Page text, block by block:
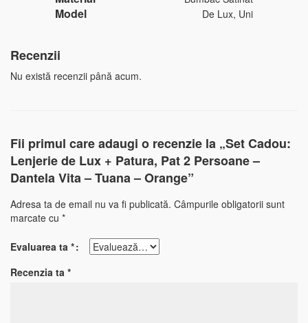
Model De Lux, Uni
Recenzii
Nu există recenzii până acum.
Fii primul care adaugi o recenzie la „Set Cadou:
Lenjerie de Lux + Patura, Pat 2 Persoane –
Dantela Vita – Tuana – Orange”
Adresa ta de email nu va fi publicată. Câmpurile obligatorii sunt
marcate cu *
Evaluarea ta *
Recenzia ta *